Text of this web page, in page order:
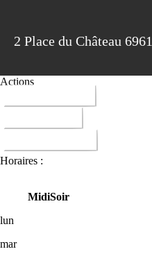
2 Place du Château
Actions
Horaires :
MidiSoir
lun
mar